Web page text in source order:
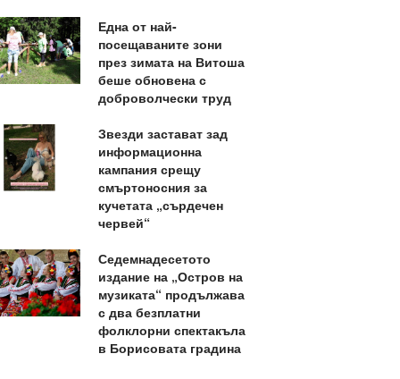
Една от най-
посещаваните зони
през зимата на Витоша
беше обновена с
доброволчески труд
Звезди застават зад
информационна
кампания срещу
смъртоносния за
кучетата „сърдечен
червей“
Седемнадесетото
издание на „Остров на
музиката“ продължава
с два безплатни
фолклорни спектакъла
в Борисовата градина